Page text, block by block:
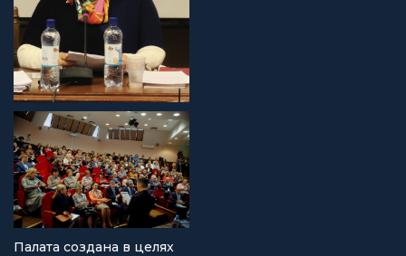
Палата создана в целях